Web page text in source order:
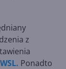
z
WSL. Ponadto